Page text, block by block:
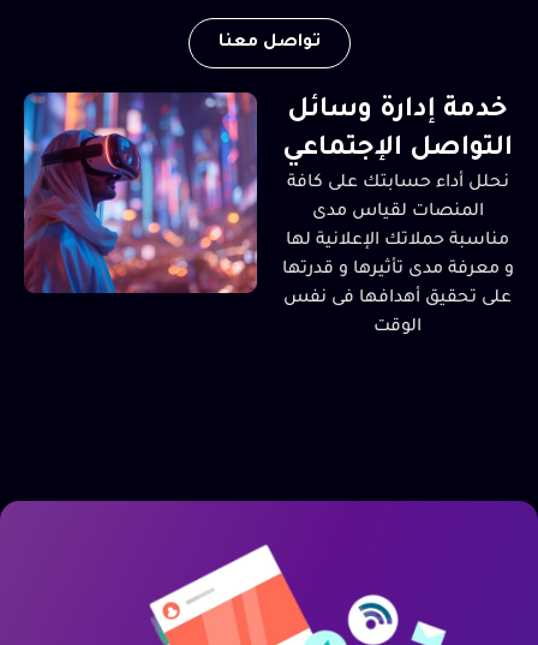
تواصل معنا
خدمة إدارة وسائل
التواصل الإجتماعي
نحلل أداء حسابتك على كافة
المنصات لقياس مدى
مناسبة حملاتك الإعلانية لها
و معرفة مدى تأثيرها و قدرتها
على تحقيق أهدافها فى نفس
الوقت